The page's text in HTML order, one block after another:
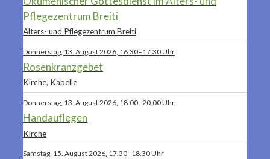
Pflegezentrum Breiti
Alters- und Pflegezentrum Breiti
Donnerstag, 13. August 2026, 16.30–17.30 Uhr
Rosenkranzgebet
Kirche, Kapelle
Donnerstag, 13. August 2026, 18.00–20.00 Uhr
Handauflegen
Kirche
Samstag, 15. August 2026, 17.30–18.30 Uhr